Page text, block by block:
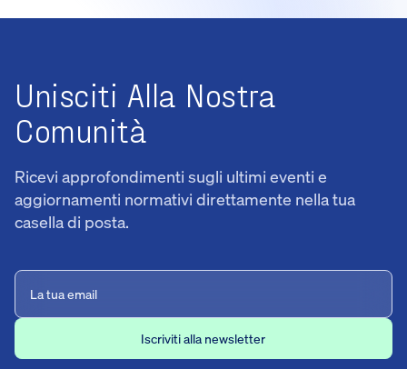
Unisciti Alla Nostra
Comunità
Ricevi approfondimenti sugli ultimi eventi e
aggiornamenti normativi direttamente nella tua
casella di posta.